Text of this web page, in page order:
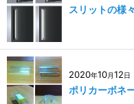
スリットの様
2020年10月12日
ポリカーボネ